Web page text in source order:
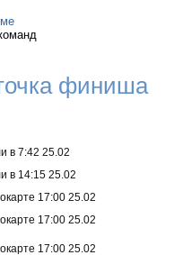
финиша
в 7:42 25.02
в 14:15 25.02
17:00 25.02
17:00 25.02
17:00 25.02